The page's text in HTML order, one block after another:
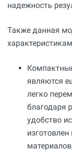
надежность
Также данная
являются
легко
благодаря
удобство